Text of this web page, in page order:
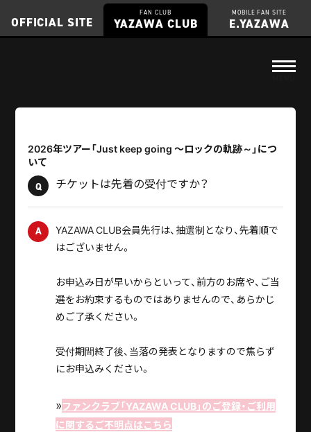
OFFICIAL SITE
FAN CLUB
YAZAWA CLUB
MOBILE FAN SITE
E.YAZAWA
2026年ツアー「Just keep going ～ロックの軌跡～」につ
いて
Q チケットは先着の受付ですか？
A
YAZAWA CLUB会員先行は、抽選制となり、先着順で
はございません。
お申込み日が早いからといって、前方のお席や、ご当
選をお約束するものではありませんので、あらかじ
めご了承ください。
受付期間終了後、当落の発表となりますので焦らず
にお申込みください。
»ファンクラブ「YAZAWA CLUB」のご登録・ご利用
に関するご不明点はこちら